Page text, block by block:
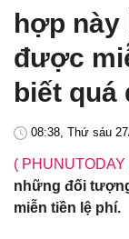
hợp này
được
biết quá
08:38, Thứ sáu
( PHUNUTODAY
những đối
miễn tiền lệ phí.